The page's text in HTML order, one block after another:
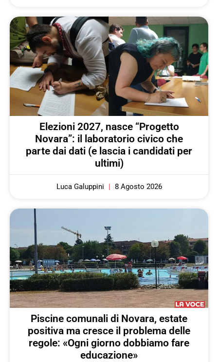
Elezioni 2027, nasce “Progetto
Novara”: il laboratorio civico che
parte dai dati (e lascia i candidati per
ultimi)
Luca Galuppini 8 Agosto 2026
Piscine comunali di Novara, estate
positiva ma cresce il problema delle
regole: «Ogni giorno dobbiamo fare
educazione»